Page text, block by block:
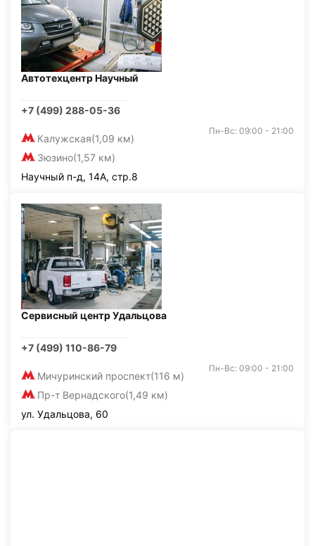
Автотехцентр Научный
+7 (499) 288-05-36
Калужская(1,09 км)
Зюзино(1,57 км)
Пн-Вс: 09:00 - 21:00
Научный п-д, 14А, стр.8
Сервисный центр Удальцова
+7 (499) 110-86-79
Мичуринский проспект(116 м)
Пр-т Вернадского(1,49 км)
Пн-Вс: 09:00 - 21:00
ул. Удальцова, 60